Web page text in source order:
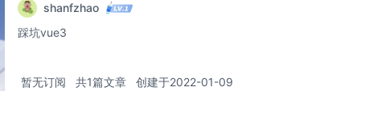
shanfzhao
踩坑vue3
暂无订阅 共1篇文章 创建于2022-01-09